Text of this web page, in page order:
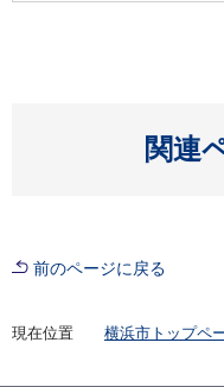
関連
前のページに戻る
現在位置 横浜市トップペ